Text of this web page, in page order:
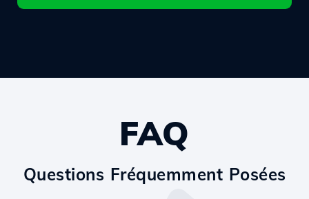
FAQ
Questions Fréquemment Posées